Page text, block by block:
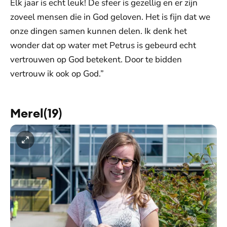
Elk jaar is echt leuk! De sfeer is gezellig en er zijn
zoveel mensen die in God geloven. Het is fijn dat we
onze dingen samen kunnen delen. Ik denk het
wonder dat op water met Petrus is gebeurd echt
vertrouwen op God betekent. Door te bidden
vertrouw ik ook op God.”
Merel(19)